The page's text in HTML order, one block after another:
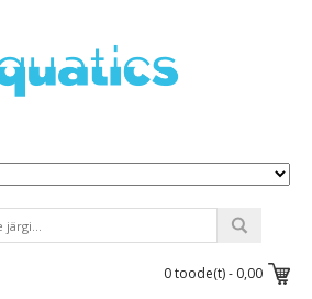
0toode(t) - 0,00